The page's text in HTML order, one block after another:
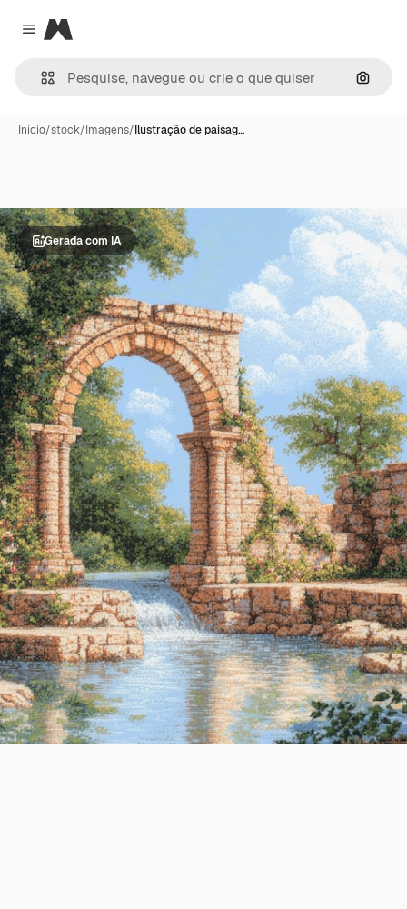
Close menu
Magnific
Início/stock/Imagens/Ilustração de paisag…
Gerada com IA